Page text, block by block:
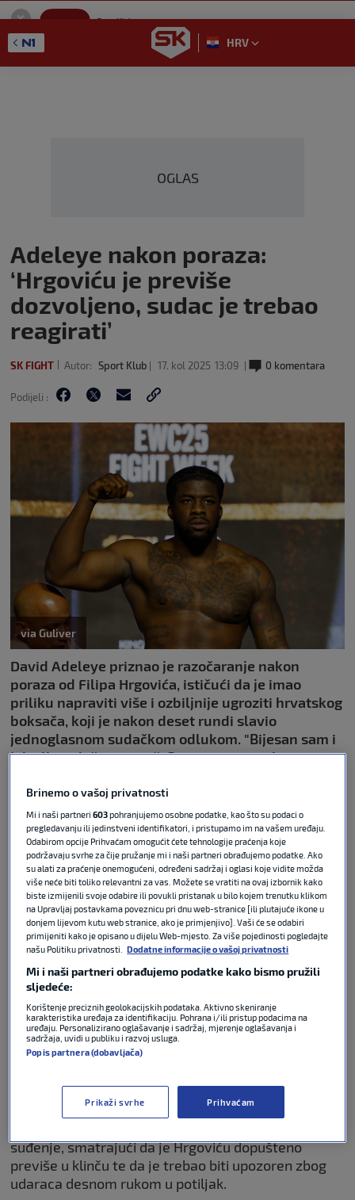
SportKlub
GET - On the Google Play
HRV
OGLAS
Adeleye nakon poraza:
‘Hrgoviću je previše
dozvoljeno, sudac je trebao
reagirati’
SK FIGHT Autor: Sport Klub 17. kol 2025 13:09 0 komentara
Podijeli :
via Guliver
David Adeleye priznao je razočaranje nakon
poraza od Filipa Hrgovića, ističući da je imao
priliku napraviti više i ozbiljnije ugroziti hrvatskog
boksača, koji je nakon deset rundi slavio
jednoglasnom sudačkom odlukom. "Bijesan sam i
jako ljut, ali što se može? Nisam uspio uhvatiti
Trebao sam češće koristiti ruke i bolje kretati
nogama. To je nešto što sam trebao napraviti, ali
nisam," izjavio je za Seconds Out.
Britanac smatra da je u osmoj rundi imao šansu za
završetak borbe. Tada je Hrgović srušio Adeleyeja u
nokdaun, no on se brzo oporavio i snažno uzdrmao
hrvatskog boksača s desetak preciznih krošea u lice.
Ipak, Hrgović se držao na nogama i uzvratio do kraja
“Osjećao sam da je van sebe, da je gotov, ali nekako
ostaje na nogama. Trebao sam ga završiti tada. Tko
ga je tako uzdrmao? Ni Zhang ni Dubois to nisu
uspjeli. Sve te priče o njegovim borbama sa
dodao je Adeleye.
suđenje, smatrajući da je Hrgoviću dopušteno
previše u klinču te da je trebao biti upozoren zbog
udaraca desnom rukom u potiljak.
Brinemo o vašoj privatnosti
Mi i naši partneri603pohranjujemo osobne podatke, kao što su podaci o
pregledavanju ili jedinstveni identifikatori, i pristupamo im na vašem uređaju.
Odabirom opcije Prihvaćam omogućit ćete tehnologije praćenja koje
podržavaju svrhe za čije pružanje mi i naši partneri obrađujemo podatke. Ako
su alati za praćenje onemogućeni, određeni sadržaj i oglasi koje vidite možda
više neće biti toliko relevantni za vas. Možete se vratiti na ovaj izbornik kako
biste izmijenili svoje odabire ili povukli pristanak u bilo kojem trenutku klikom
na Upravljaj postavkama poveznicu pri dnu web-stranice [ili plutajuće ikone u
donjem lijevom kutu web stranice, ako je primjenjivo]. Vaši će se odabiri
primijeniti kako je opisano u dijelu Web-mjesto. Za više pojedinosti pogledajte
našu Politiku privatnosti.
Dodatne informacije o vašoj privatnosti
Mi i naši partneri obrađujemo podatke kako bismo pružili
sljedeće:
Korištenje preciznih geolokacijskih podataka. Aktivno skeniranje
karakteristika uređaja za identifikaciju. Pohrana i/ili pristup podacima na
uređaju. Personalizirano oglašavanje i sadržaj, mjerenje oglašavanja i
sadržaja, uvidi u publiku i razvoj usluga.
Popis partnera (dobavljača)
Prikaži svrhe Prihvaćam